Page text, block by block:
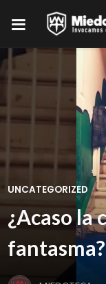
UNCATEGORIZED
¿Acaso la